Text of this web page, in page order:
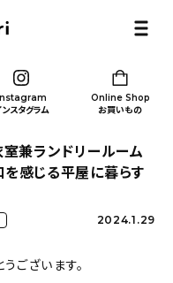
ンスタグラム
Online Shop
お買いもの
室兼ランドリールーム
感じる平屋に暮らす
2024.1.29
ございます。